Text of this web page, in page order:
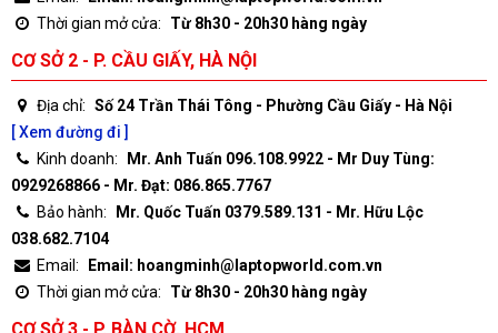
Thời gian mở cửa:
Từ 8h30 - 20h30 hàng ngày
CƠ SỞ 2 - P. CẦU GIẤY, HÀ NỘI
Địa chỉ: Số 24 Trần Thái Tông - Phường Cầu Giấy - Hà Nội
[ Xem đường đi ]
Kinh doanh:
Mr. Anh Tuấn 096.108.9922 - Mr Duy Tùng:
0929268866 - Mr. Đạt: 086.865.7767
Bảo hành:
Mr. Quốc Tuấn 0379.589.131 - Mr. Hữu Lộc
038.682.7104
Email:
Email: hoangminh@laptopworld.com.vn
Thời gian mở cửa:
Từ 8h30 - 20h30 hàng ngày